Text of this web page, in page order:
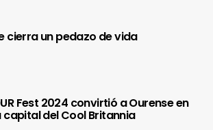
cierra un pedazo de vida
Fest 2024 convirtió a Ourense en
capital del Cool Britannia